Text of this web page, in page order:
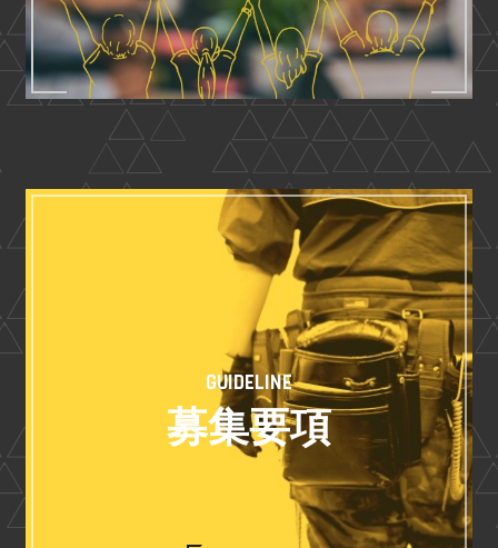
GUIDELINE
募集要項